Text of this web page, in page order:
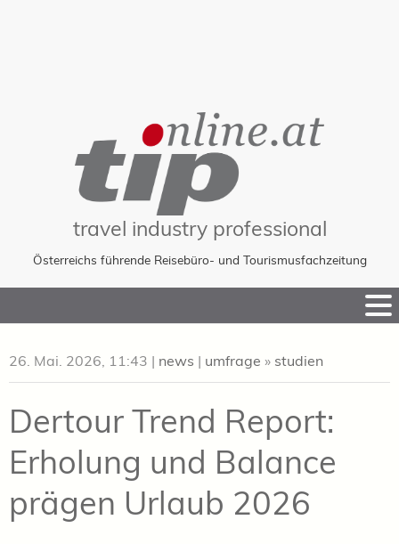
travel industry professional
Österreichs führende Reisebüro- und Tourismusfachzeitung
to
26. Mai. 2026, 11:43 | news | umfrage » studien
Dertour Trend Report:
Erholung und Balance
prägen Urlaub 2026